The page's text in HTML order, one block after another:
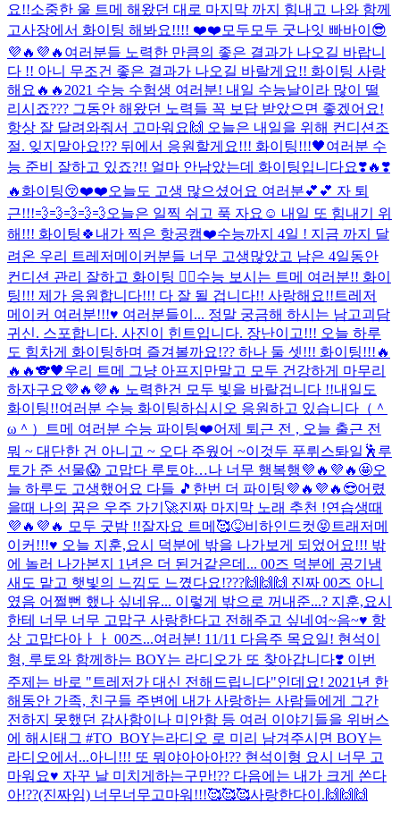
요!!소중한 울 트메 해왔던 대로 마지막 까지 힘내고 나와 함께
고사장에서 화이팅 해봐요!!!! ❤️❤️ 모두모두 굿나잇 빠바이😎
💜🔥💜🔥 여러분들 노력한 만큼의 좋은 결과가 나오길 바랍니
다 !! 아니 무조건 좋은 결과가 나오길 바랄게요!! 화이팅 사랑
해요🔥🔥 2021 수능 수험생 여러분! 내일 수능날이라 많이 떨
리시죠??? 그동안 해왔던 노력들 꼭 보답 받았으면 좋겠어요!
항상 잘 달려와줘서 고마워요🙌 오늘은 내일을 위해 컨디션조
절. 잊지말아요!?? 뒤에서 응원할게요!!! 화이팅!!!🖤여러분 수
능 준비 잘하고 있죠?!! 얼마 안남았는데 화이팅입니다요❣️🔥❣️
🔥 화이팅😚❤️❤️오늘도 고생 많으셨어요 여러분💕💕 자 퇴
근!!!💨💨💨💨💨오늘은 일찍 쉬고 푹 자요☺️ 내일 또 힘내기 위
해!!! 화이팅🍀 내가 찍은 항공캠❤️수능까지 4일 ! 지금 까지 달
려온 우리 트레저메이커분들 너무 고생많았고 남은 4일동안
컨디션 관리 잘하고 화이팅 ❤️‍🔥수능 보시는 트메 여러분!! 화이
팅!!! 제가 응원합니다!!! 다 잘 될 겁니다!! 사랑해요!! 트레저
메이커 여러분!!!♥️ 여러분들이... 정말 궁금해 하시는 남고괴담
귀신. 스포합니다. 사진이 힌트입니다. 장난이고!!! 오늘 하루
도 힘차게 화이팅하며 즐겨볼까요!?? 하나 둘 셋!!! 화이팅!!!🔥
🔥🔥🐨🖤우리 트메 그냥 아프지만말고 모두 건강하게 마무리
하자구요💜🔥💜🔥 노력한건 모두 빛을 바랄겁니다 !!내일도
화이팅!!여러분 수능 화이팅하십시오 응원하고 있습니다（＾
ω＾）
트메 여러분 수능 파이팅❤️어제 퇴근 전 , 오늘 출근 전
뭐 ~ 대단한 건 아니고 ~ 오다 주웠어 ~이것두 푸뤼스톼일🕺 루
토가 준 선물😱 고맙다 루토야…나 너무 행복행💜🔥💜🔥🤩오
늘 하루도 고생했어요 다들 🎵 한번 더 파이팅💜🔥💜🔥😎어렸
을때 나의 꿈은 우주 가기🚀진짜 마지막 노래 추천 !연습생때
💜🔥💜🔥 모두 굿밤 !!잘자요 트메🥰😝비하인드컷😝 트래저메
이커!!!♥️ 오늘 지훈,요시 덕분에 밖을 나가보게 되었어요!!! 밖
에 놀러 나가본지 1년은 더 된거같은데... 00즈 덕분에 공기냄
새도 맡고 햇빛의 느낌도 느꼈다요!???🙌🙌🙌 진짜 00즈 아니
였음 어쩔뻔 했나 싶네유... 이렇게 밖으로 꺼내준...? 지훈,요시
한테 너무 너무 고맙구 사랑한다고 전해주고 싶네여~음~♥️ 항
상 고맙다아ㅏㅏ 00즈...여러분! 11/11 다음주 목요일! 현석이
형, 루토와 함께하는 BOY는 라디오가 또 찾아갑니다❣️ 이번
주제는 바로 "트레저가 대신 전해드립니다"인데요! 2021년 한
해동안 가족, 친구들 주변에 내가 사랑하는 사람들에게 그간
전하지 못했던 감사함이나 미안함 등 여러 이야기들을 위버스
에 해시태그 #TO_BOY는라디오 로 미리 남겨주시면 BOY는
라디오에서...아니!!! 또 뭐야아아아!?? 현석이형 요시 너무 고
마워요♥️ 자꾸 날 미치게하는구만!?? 다음에는 내가 크게 쏜다
아!??(진짜임) 너무너무고마워!!!🥰🥰🥰사랑한다이.🙌🙌🙌